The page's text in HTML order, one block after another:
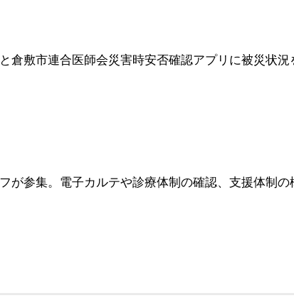
倉敷市連合医師会災害時安否確認アプリに被災状況
参集。電子カルテや診療体制の確認、支援体制の